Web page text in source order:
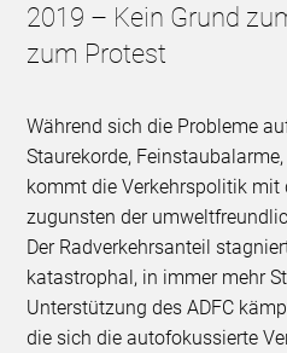
2019 – Kein Grund
zum Protest
Während sich die Probleme
Staurekorde,
kommt die Verkehrspolitik mit
zugunsten der
Der Radverkehrsanteil
katastrophal, in immer mehr
Unterstützung des ADFC
die sich die autofokussierte